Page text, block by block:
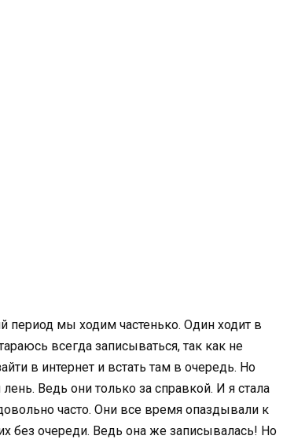
период мы ходим частенько. Один ходит в
всегда записываться, так как не
в интернет и встать там в очередь. Но
Ведь они только за справкой. И я стала
часто. Они все время опаздывали к
без очереди. Ведь она же записывалась! Но